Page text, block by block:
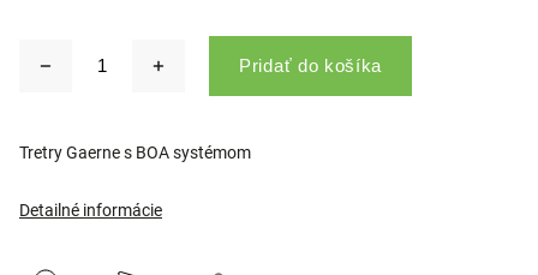
Pridať do košíka
Tretry Gaerne s BOA systémom
Detailné informácie